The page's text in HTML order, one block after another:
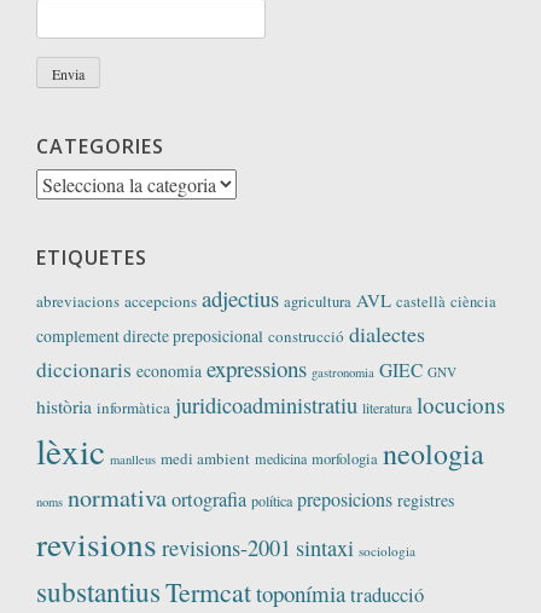
CATEGORIES
Categories
ETIQUETES
abreviacions accepcions adjectius agricultura AVL castellà ciència
complement directe preposicional construcció dialectes
diccionaris economia expressions gastronomia GIEC GNV
història informàtica juridicoadministratiu literatura locucions
lèxic manlleus medi ambient medicina morfologia neologia
noms normativaortografia política preposicions registres
revisions revisions-2001 sintaxi sociologia
substantiusTermcattoponímiatraducció